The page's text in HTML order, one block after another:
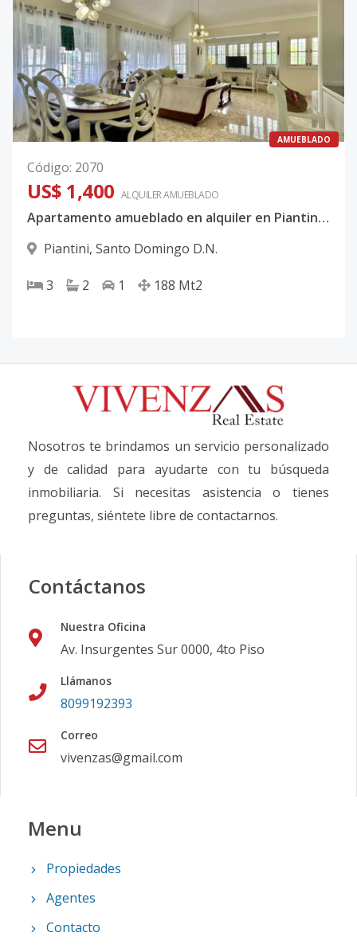
AMUEBLADO
Código: 2070
US$ 1,400 ALQUILERAMUEBLADO
Apartamento amueblado en alquiler en Piantini - 3 habitaciones
Piantini, Santo Domingo D.N.
3 2 1 188 Mt2
Nosotros te brindamos un servicio personalizado
y de calidad para ayudarte con tu búsqueda
inmobiliaria. Si necesitas asistencia o tienes
preguntas, siéntete libre de contactarnos.
Contáctanos
Nuestra Oficina
Av. Insurgentes Sur 0000, 4to Piso
Llámanos
8099192393
Correo
vivenzas@gmail.com
Menu
Propiedades
Agentes
Contacto